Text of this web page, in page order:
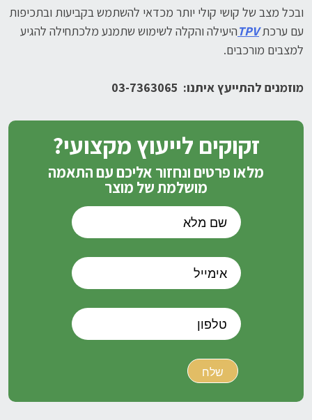
ובכל מצב של קושי קולי יותר מכדאי להשתמש בקביעות ובתכיפות
עם ערכתTPVהיעילה והקלה לשימוש שתמנע מלכתחילה להגיע
למצבים מורכבים.
מוזמנים להתייעץ איתנו: 03-7363065
זקוקים לייעוץ מקצועי?
מלאו פרטים ונחזור אליכם עם התאמה
מושלמת של מוצר